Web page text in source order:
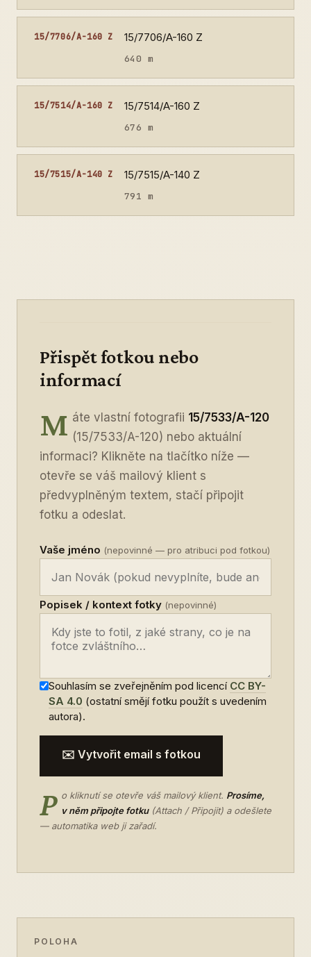
15/7706/A-160 Z 15/7706/A-160 Z
640 m
15/7514/A-160 Z 15/7514/A-160 Z
676 m
15/7515/A-140 Z 15/7515/A-140 Z
791 m
Přispět fotkou nebo
informací
M áte vlastní fotografii 15/7533/A-120
(15/7533/A-120) nebo aktuální
informaci? Klikněte na tlačítko níže —
otevře se váš mailový klient s
předvyplněným textem, stačí připojit
fotku a odeslat.
Vaše jméno (nepovinné — pro atribuci pod fotkou)
Popisek / kontext fotky (nepovinné)
Souhlasím se zveřejněním pod licencí CC BY-
SA 4.0 (ostatní smějí fotku použít s uvedením
autora).
✉️ Vytvořit email s fotkou
P o kliknutí se otevře váš mailový klient. Prosíme,
v něm připojte fotku(Attach / Připojit) a odešlete
— automatika web ji zařadí.
POLOHA